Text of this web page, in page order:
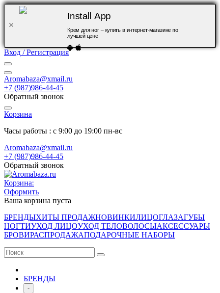
Install App
Крем для ног – купить в интернет-магазине по
лучшей цене
Вход / Регистрация
Aromabaza@xmail.ru
+7 (987)986-44-45
Обратный звонок
Корзина
Часы работы : с 9:00 до 19:00 пн-вс
Aromabaza@xmail.ru
+7 (987)986-44-45
Обратный звонок
Корзина:
Оформить
Ваша корзина пуста
БРЕНДЫХИТЫ ПРОДАЖНОВИНКИЛИЦОГЛАЗАГУБЫ
НОГТИУХОД ЛИЦОУХОД ТЕЛОВОЛОСЫАКСЕССУАРЫ
БРОВИРАСПРОДАЖАПОДАРОЧНЫЕ НАБОРЫ
БРЕНДЫ
-